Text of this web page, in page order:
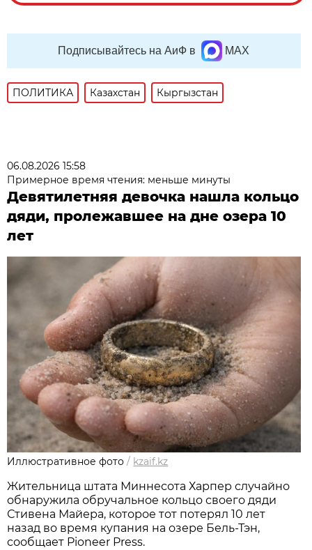
Подписывайтесь на АиФ в MAX
ПОЛИТИКА Казахстан Кыргызстан
06.08.2026 15:58
Примерное время чтения: меньше минуты
Девятилетняя девочка нашла кольцо
дяди, пролежавшее на дне озера 10
лет
Иллюстративное фото / kzaif.kz
Жительница штата Миннесота Харпер случайно
обнаружила обручальное кольцо своего дяди
Стивена Майера, которое тот потерял 10 лет
назад во время купания на озере Бель-Тэн,
сообщает Pioneer Press.